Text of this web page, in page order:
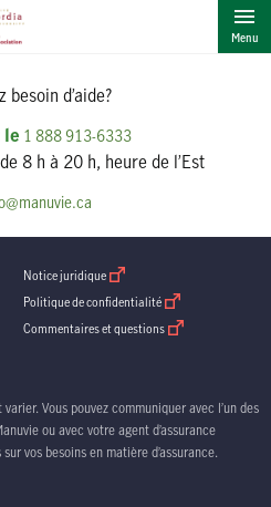
""
Menu
besoin d’aide?
le 1 888 913-6333
8 h à 20 h, heure de l’Est
Notice juridique ouvrir dans une nouvelle fenetre
fenetre
Politique de confidentialité ouvrir dans une
Commentaires et questions ouvrir dans une
Vous pouvez communiquer avec l’un des
ou avec votre agent d’assurance
vos besoins en matière d’assurance.